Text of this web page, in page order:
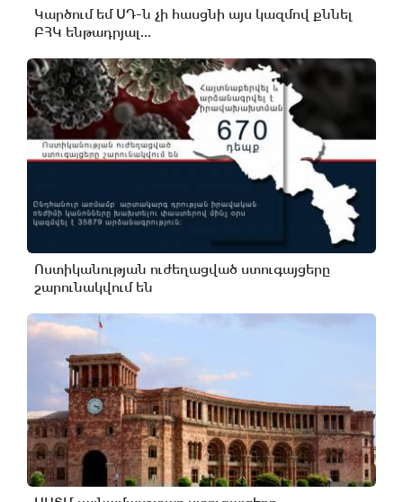
Կարծում եմ ՍԴ-ն չի հասցնի այս կազմով քննել
ԲՀԿ ենթադրյալ...
Ոստիկանության ուժեղացված ստուգայցերը
շարունակվում են